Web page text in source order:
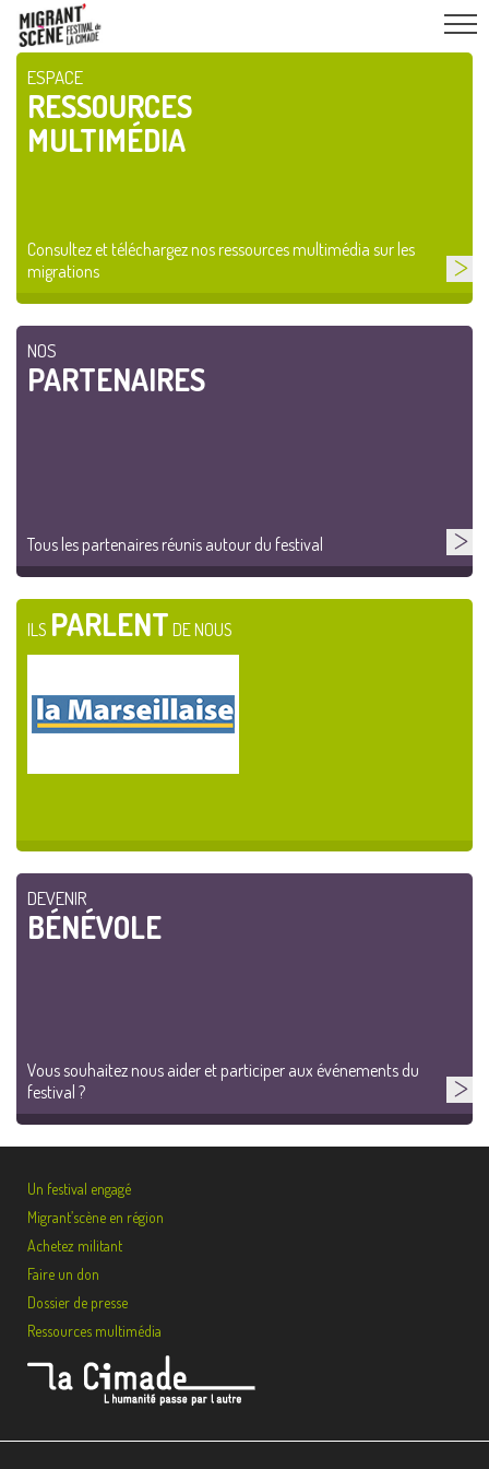
ESPACE
RESSOURCES
MULTIMÉDIA
Consultez et téléchargez nos ressources multimédia sur les
migrations
NOS
PARTENAIRES
Tous les partenaires réunis autour du festival
ILS PARLENT DE NOUS
DEVENIR
BÉNÉVOLE
Vous souhaitez nous aider et participer aux événements du
festival ?
Un festival engagé
Migrant’scène en région
Achetez militant
Faire un don
Dossier de presse
Ressources multimédia